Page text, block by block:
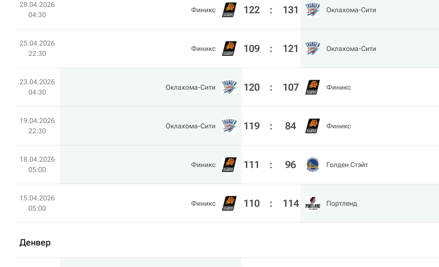
28.04.2026
04:30
Финикс 122 : 131 Оклахома-Сити
25.04.2026
22:30
Финикс 109 : 121 Оклахома-Сити
23.04.2026
04:30
Оклахома-Сити 120 : 107 Финикс
19.04.2026
22:30
Оклахома-Сити 119 : 84 Финикс
18.04.2026
05:00
Финикс 111 : 96 Голден Стэйт
15.04.2026
05:00
Финикс 110 : 114 Портленд
Денвер